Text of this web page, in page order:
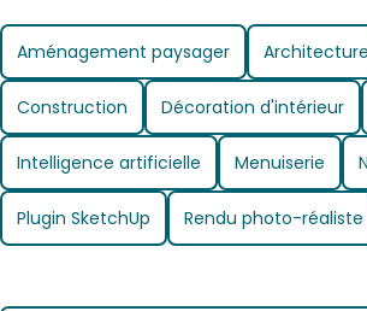
Aménagement paysager Architecture
Construction Décoration d'intérieur
Intelligence artificielle Menuiserie
Plugin SketchUp Rendu photo-réaliste